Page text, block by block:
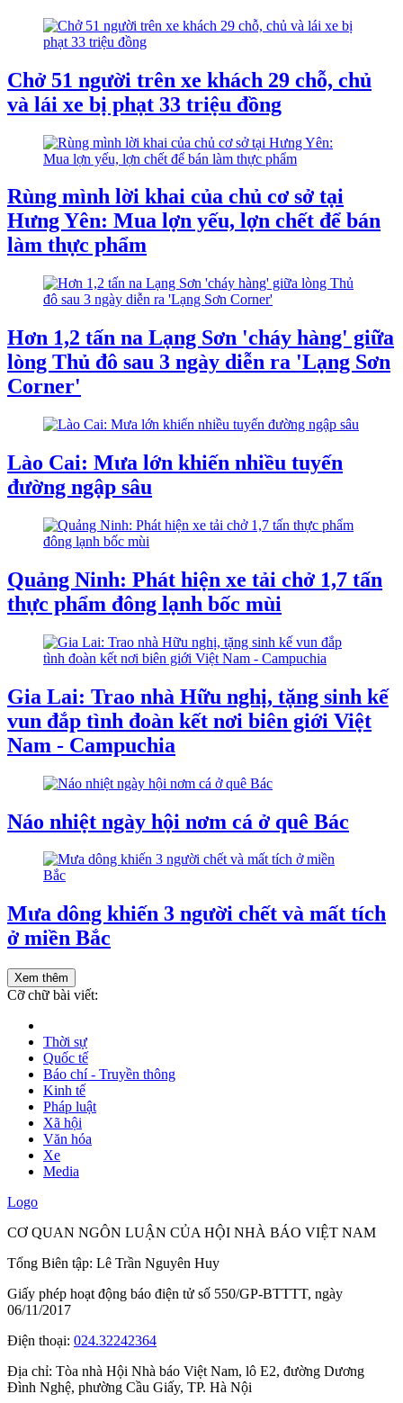
Chở 51 người trên xe khách 29 chỗ, chủ
và lái xe bị phạt 33 triệu đồng
Rùng mình lời khai của chủ cơ sở tại
Hưng Yên: Mua lợn yếu, lợn chết để bán
làm thực phẩm
Hơn 1,2 tấn na Lạng Sơn 'cháy hàng' giữa
lòng Thủ đô sau 3 ngày diễn ra 'Lạng Sơn
Corner'
Lào Cai: Mưa lớn khiến nhiều tuyến
đường ngập sâu
Quảng Ninh: Phát hiện xe tải chở 1,7 tấn
thực phẩm đông lạnh bốc mùi
Gia Lai: Trao nhà Hữu nghị, tặng sinh kế
vun đắp tình đoàn kết nơi biên giới Việt
Nam - Campuchia
Náo nhiệt ngày hội nơm cá ở quê Bác
Mưa dông khiến 3 người chết và mất tích
ở miền Bắc
Xem thêm
Cỡ chữ bài viết:
Thời sự
Quốc tế
Báo chí - Truyền thông
Kinh tế
Pháp luật
Xã hội
Văn hóa
Xe
Media
Logo
CƠ QUAN NGÔN LUẬN CỦA HỘI NHÀ BÁO VIỆT NAM
Tổng Biên tập: Lê Trần Nguyên Huy
Giấy phép hoạt động báo điện tử số 550/GP-BTTTT, ngày
06/11/2017
Điện thoại: 024.32242364
Địa chỉ: Tòa nhà Hội Nhà báo Việt Nam, lô E2, đường Dương
Đình Nghệ, phường Cầu Giấy, TP. Hà Nội